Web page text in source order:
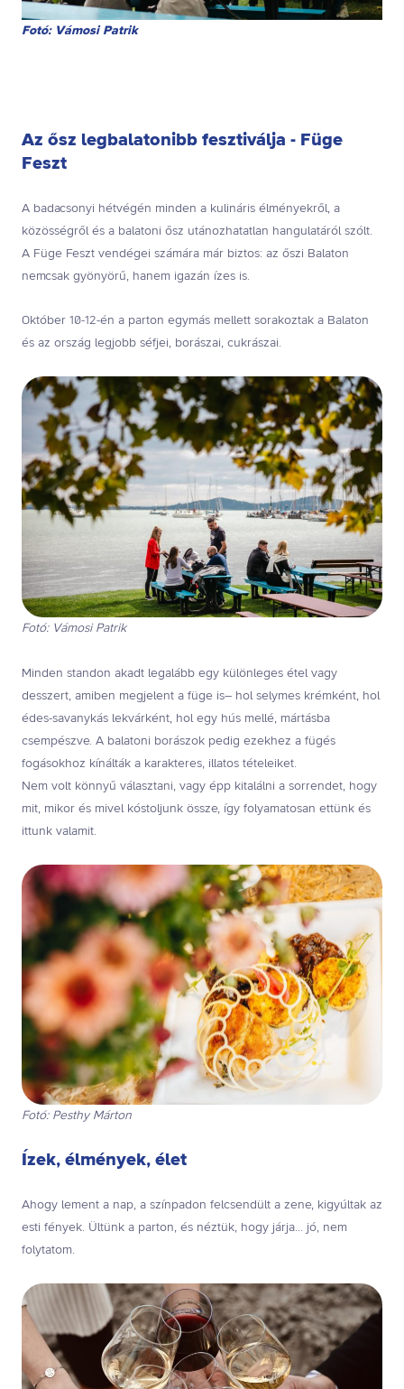
Fotó: Vámosi Patrik
Az ősz legbalatonibb fesztiválja - Füge
Feszt
A badacsonyi hétvégén minden a kulináris élményekről, a
közösségről és a balatoni ősz utánozhatatlan hangulatáról szólt.
A Füge Feszt vendégei számára már biztos: az őszi Balaton
nemcsak gyönyörű, hanem igazán ízes is.
Október 10-12-én a parton egymás mellett sorakoztak a Balaton
és az ország legjobb séfjei, borászai, cukrászai.
Fotó: Vámosi Patrik
Minden standon akadt legalább egy különleges étel vagy
desszert, amiben megjelent a füge is– hol selymes krémként, hol
édes-savanykás lekvárként, hol egy hús mellé, mártásba
csempészve. A balatoni borászok pedig ezekhez a fügés
fogásokhoz kínálták a karakteres, illatos tételeiket.
Nem volt könnyű választani, vagy épp kitalálni a sorrendet, hogy
mit, mikor és mivel kóstoljunk össze, így folyamatosan ettünk és
ittunk valamit.
Fotó: Pesthy Márton
Ízek, élmények, élet
Ahogy lement a nap, a színpadon felcsendült a zene, kigyúltak az
esti fények. Ültünk a parton, és néztük, hogy járja... jó, nem
folytatom.